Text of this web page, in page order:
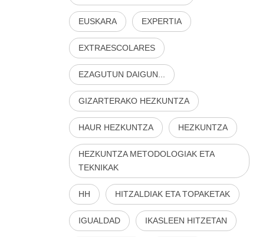
EUSKARA EXPERTIA
EXTRAESCOLARES
EZAGUTUN DAIGUN...
GIZARTERAKO HEZKUNTZA
HAUR HEZKUNTZA HEZKUNTZA
HEZKUNTZA METODOLOGIAK ETA
TEKNIKAK
HH HITZALDIAK ETA TOPAKETAK
IGUALDAD IKASLEEN HITZETAN